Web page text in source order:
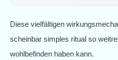
Diese vielfältigen
scheinbar simples ritual so
wohlbefinden haben kann.